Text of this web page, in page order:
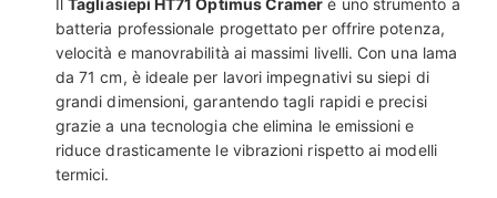
IlTagliasiepi HT71 Optimus Cramer è uno strumento a
batteria professionale progettato per offrire potenza,
velocità e manovrabilità ai massimi livelli. Con una lama
da 71 cm, è ideale per lavori impegnativi su siepi di
grandi dimensioni, garantendo tagli rapidi e precisi
grazie a una tecnologia che elimina le emissioni e
riduce drasticamente le vibrazioni rispetto ai modelli
termici.